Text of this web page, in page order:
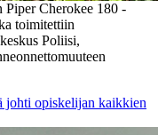
Piper Cherokee 180 -
toimitettiin
Poliisi,
johti opiskelijan kaikkien